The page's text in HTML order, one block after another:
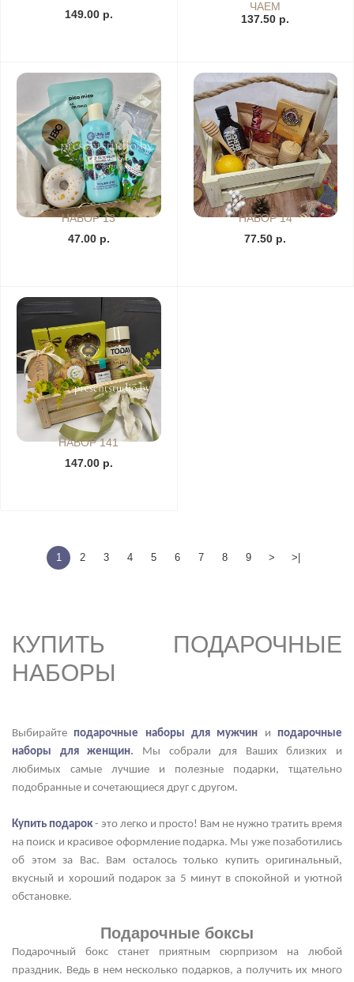
149.00 р.
ЧАЕМ
137.50 р.
НАБОР 13
47.00 р.
НАБОР 14
77.50 р.
НАБОР 141
147.00 р.
1 2 3 4 5 6 7 8 9 > >|
КУПИТЬ ПОДАРОЧНЫЕ
НАБОРЫ
Выбирайте подарочные наборы для мужчин и подарочные
наборы для женщин. Мы собрали для Ваших близких и
любимых самые лучшие и полезные подарки, тщательно
подобранные и сочетающиеся друг с другом.
Купить подарок- это легко и просто! Вам не нужно тратить время
на поиск и красивое оформление подарка. Мы уже позаботились
об этом за Вас. Вам осталось только купить оригинальный,
вкусный и хороший подарок за 5 минут в спокойной и уютной
обстановке.
Подарочные боксы
Подарочный бокс станет приятным сюрпризом на любой
праздник. Ведь в нем несколько подарков, а получить их много